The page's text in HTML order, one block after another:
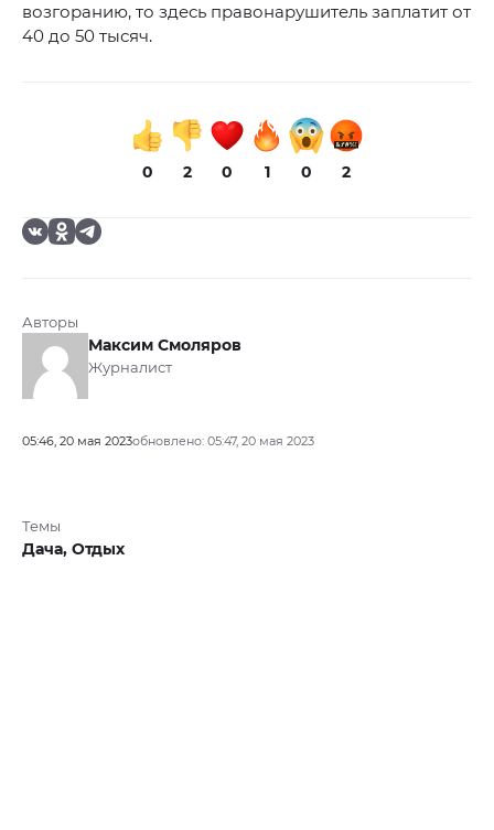
возгоранию, то здесь правонарушитель заплатит от
40 до 50 тысяч.
0 2 0 1 0 2
Авторы
Максим Смоляров
Журналист
05:46, 20 мая 2023обновлено: 05:47, 20 мая 2023
Темы
Дача, Отдых